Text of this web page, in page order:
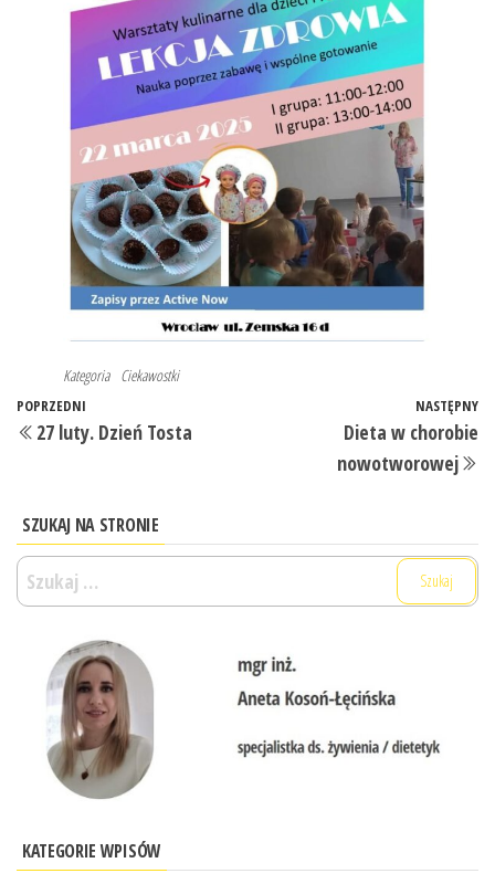
Kategoria Ciekawostki
Nawigacja
wpisu
Poprzedni
wpis
POPRZEDNI
27 luty. Dzień Tosta
NASTĘPNY
Dieta w chorobie
nowotworowej
SZUKAJ NA STRONIE
Szukaj:
KATEGORIE WPISÓW